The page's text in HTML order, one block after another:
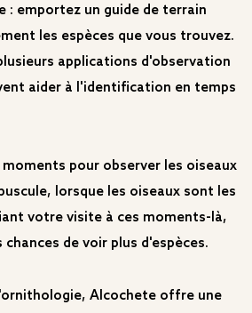
: emportez un guide de terrain
les espèces que vous trouvez.
applications d'observation
aider à l'identification en temps
moments pour observer les oiseaux
lorsque les oiseaux sont les
votre visite à ces moments-là,
de voir plus d'espèces.
Alcochete offre une